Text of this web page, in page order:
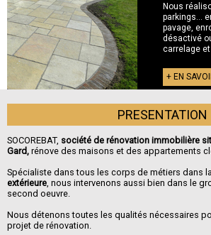
Nous
parkings...
pavage,
désactivé
carrelage et
+ EN
PRESENTATION
SOCOREBAT, société de rénovation immobilière
Gard, rénove des maisons et des appartements
Spécialiste dans tous les corps de métiers dans la
extérieure , nous intervenons aussi bien dans le
second oeuvre.
Nous détenons toutes les qualités nécessaires
projet de rénovation.